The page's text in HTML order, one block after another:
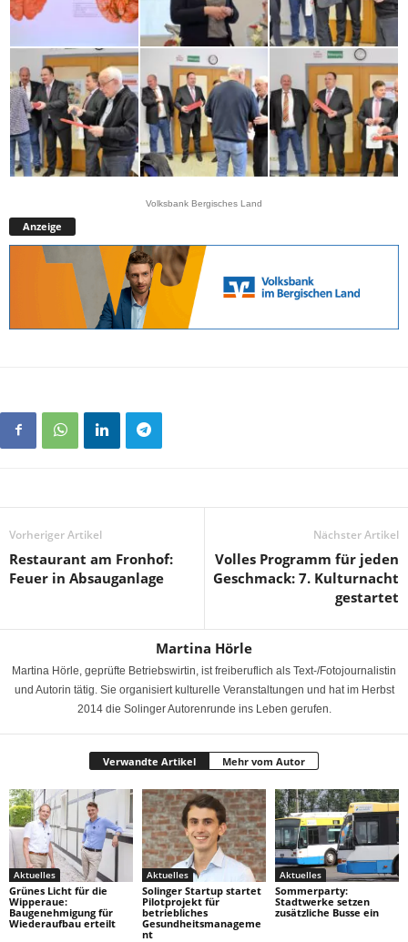
Volksbank Bergisches Land
Anzeige
Vorheriger Artikel
Restaurant am Fronhof:
Feuer in Absauganlage
Nächster Artikel
Volles Programm für jeden
Geschmack: 7. Kulturnacht
gestartet
Martina Hörle
Martina Hörle, geprüfte Betriebswirtin, ist freiberuflich als Text-/Fotojournalistin
und Autorin tätig. Sie organisiert kulturelle Veranstaltungen und hat im Herbst
2014 die Solinger Autorenrunde ins Leben gerufen.
Verwandte Artikel Mehr vom Autor
Aktuelles
Grünes Licht für die
Wipperaue:
Baugenehmigung für
Wiederaufbau erteilt
Aktuelles
Solinger Startup startet
Pilotprojekt für
betriebliches
Gesundheitsmanageme
nt
Aktuelles
Sommerparty:
Stadtwerke setzen
zusätzliche Busse ein